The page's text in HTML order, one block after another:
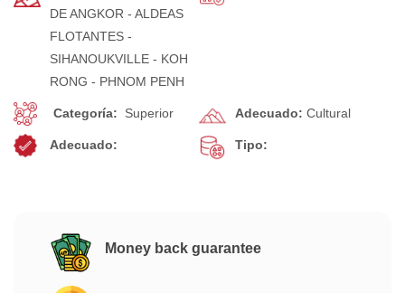
DE ANGKOR - ALDEAS
FLOTANTES -
SIHANOUKVILLE - KOH
RONG - PHNOM PENH
Categoría: Superior Adecuado: Cultural
Adecuado: Tipo:
Money back guarantee